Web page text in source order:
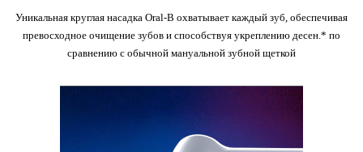
Уникальная круглая насадка Oral-B охватывает каждый зуб, обеспечивая
превосходное очищение зубов и способствуя укреплению десен.* по
сравнению с обычной мануальной зубной щеткой